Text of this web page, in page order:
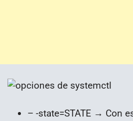
– -state=STATE → Con